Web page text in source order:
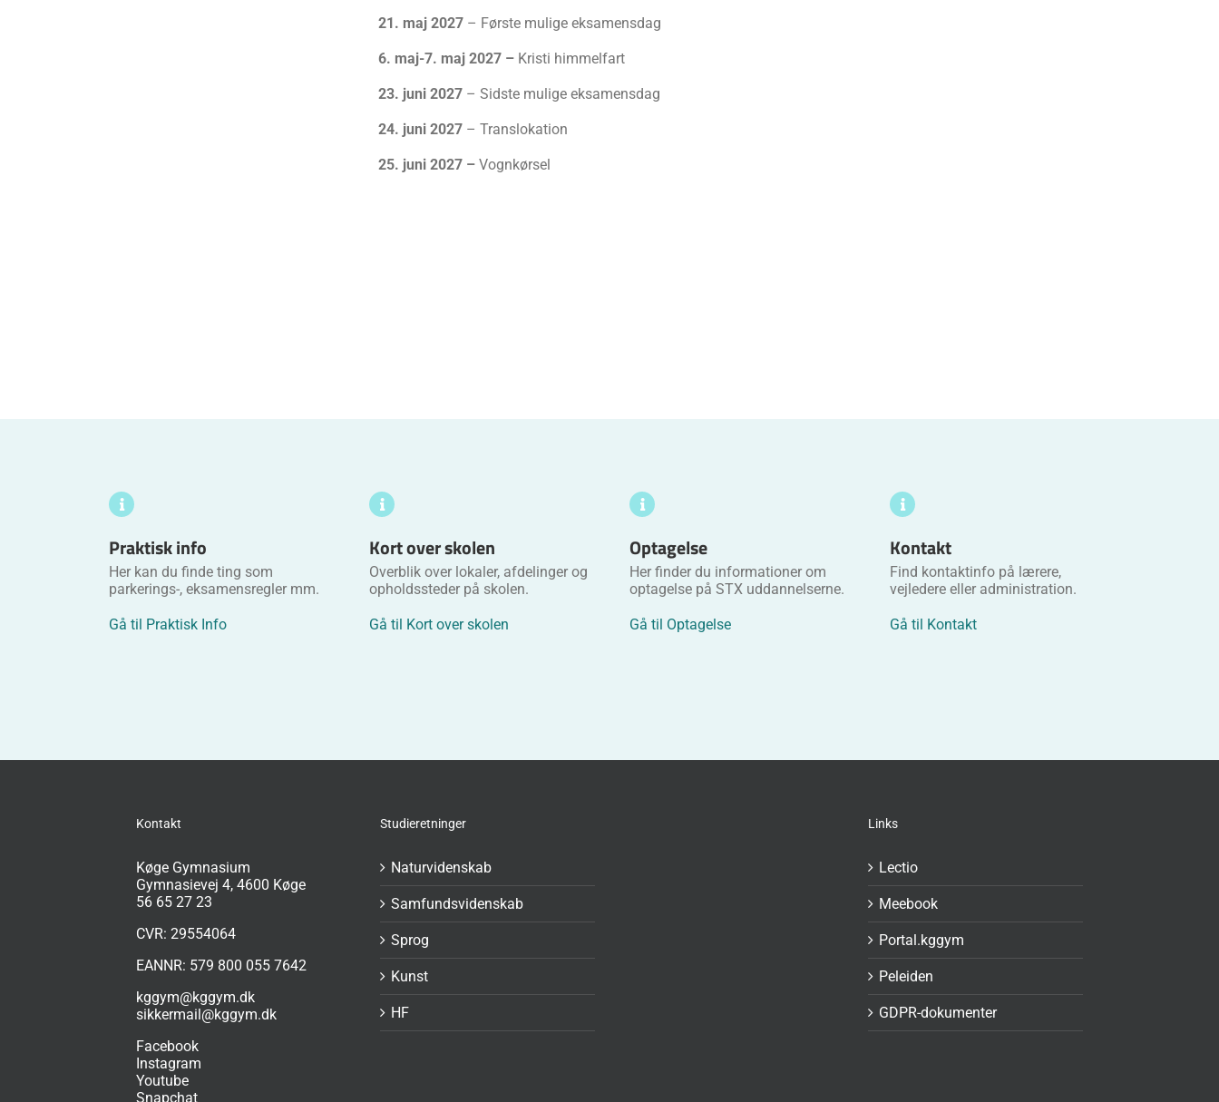
21. maj 2027 – Første mulige eksamensdag
6. maj-7. maj 2027 – Kristi himmelfart
23. juni 2027 – Sidste mulige eksamensdag
24. juni 2027 – Translokation
25. juni 2027 – Vognkørsel
Praktisk info
Her kan du finde ting som
parkerings-, eksamensregler mm.
Gå til Praktisk Info
Kort over skolen
Overblik over lokaler, afdelinger og
opholdssteder på skolen.
Gå til Kort over skolen
Optagelse
Her finder du informationer om
optagelse på STX uddannelserne.
Gå til Optagelse
Kontakt
Find kontaktinfo på lærere,
vejledere eller administration.
Gå til Kontakt
Kontakt
Køge Gymnasium
Gymnasievej 4, 4600 Køge
56 65 27 23
CVR: 29554064
EANNR: 579 800 055 7642
kggym@kggym.dk
sikkermail@kggym.dk
Facebook
Instagram
Youtube
Snapchat
Studieretninger
Naturvidenskab
Samfundsvidenskab
Sprog
Kunst
HF
Links
Lectio
Meebook
Portal.kggym
Peleiden
GDPR-dokumenter